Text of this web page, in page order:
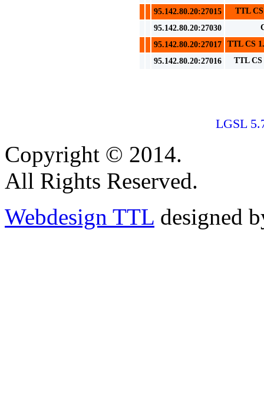
95.142.80.20:27015
TTL
95.142.80.20:27030
95.142.80.20:27017
TTL CS
95.142.80.20:27016
TTL
LGSL
Copyright © 2014.
All Rights Reserved.
Webdesign TTL designed